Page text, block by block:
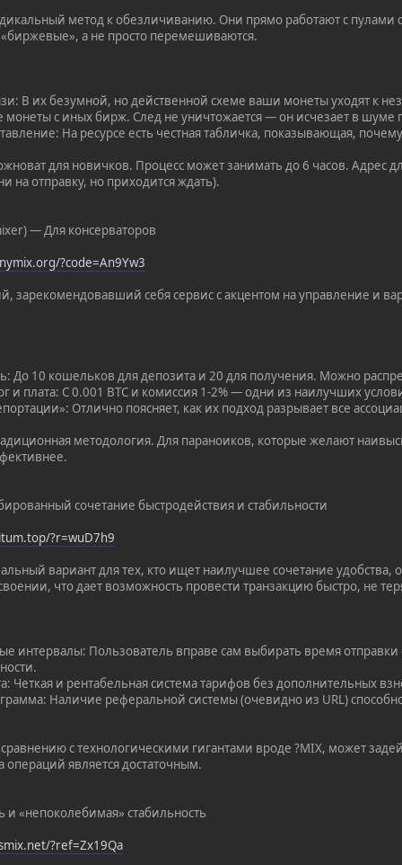
метод к обезличиванию. Они прямо работают с пулами
а не просто перемешиваются.
В их безумной, но действенной схеме ваши монеты уходят к
монеты с иных бирж. След не уничтожается — он исчезает в шуме
На ресурсе есть честная табличка, показывающая,
для новичков. Процесс может занимать до 6 часов. Адрес
отправку, но приходится ждать).
— Для консерваторов
?code=An9Yw3
зарекомендовавший себя сервис с акцентом на управление и
До 10 кошельков для депозита и 20 для получения. Можно
и плата: С 0.001 BTC и комиссия 1-2% — одни из наилучших
Отлично поясняет, как их подход разрывает все
методология. Для параноиков, которые желают
сочетание быстродействия и стабильности
?r=wuD7h9
вариант для тех, кто ищет наилучшее сочетание удобства,
что дает возможность провести транзакцию быстро, не
интервалы: Пользователь вправе сам выбирать время
Четкая и рентабельная система тарифов без дополнительных
Наличие реферальной системы (очевидно из URL)
с технологическими гигантами вроде ?MIX, может
операций является достаточным.
«непоколебимая» стабильность
?ref=Zx19Qa